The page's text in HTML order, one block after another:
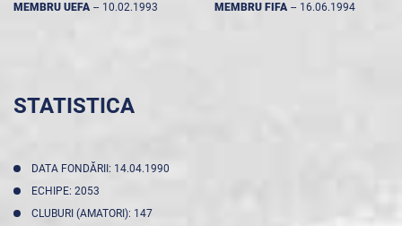
MEMBRU UEFA -- 10.02.1993 MEMBRU FIFA -- 16.06.1994
STATISTICA
DATA FONDĂRII: 14.04.1990
ECHIPE: 2053
CLUBURI (AMATORI): 147